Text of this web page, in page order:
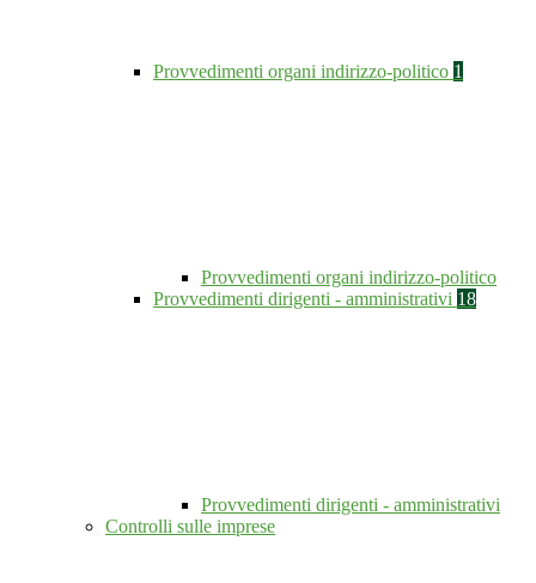
Provvedimenti organi indirizzo-politico 1
Provvedimenti organi indirizzo-politico
Provvedimenti dirigenti - amministrativi 18
Provvedimenti dirigenti - amministrativi
Controlli sulle imprese